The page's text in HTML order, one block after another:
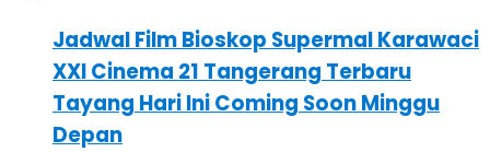
Jadwal Film Bioskop Supermal Karawaci
XXI Cinema 21 Tangerang Terbaru
Tayang Hari Ini Coming Soon Minggu
Depan